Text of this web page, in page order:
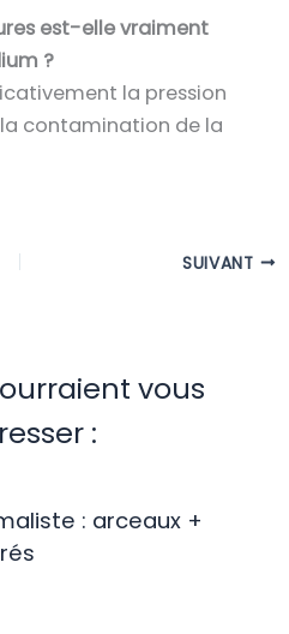
est-elle vraiment
?
la pression
contamination de la
SUIVANT
vous
:
: arceaux +